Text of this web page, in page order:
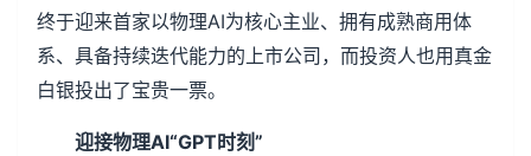
终于迎来首家以物理AI为核心主业、拥有成熟商用体
系、具备持续迭代能力的上市公司，而投资人也用真金
白银投出了宝贵一票。
迎接物理AI“GPT时刻”